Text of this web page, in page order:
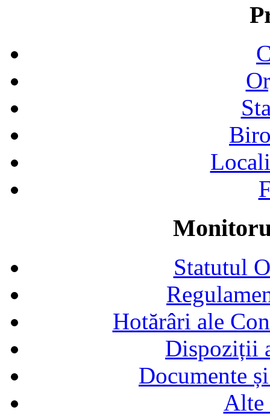
Statutul
Hotărâri ale
Dispoziții
Documente
Alte